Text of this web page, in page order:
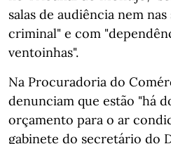
salas de audiência nem
criminal" e com
ventoinhas".
Na Procuradoria do
denunciam que estão "há
orçamento para o ar
gabinete do secretário do